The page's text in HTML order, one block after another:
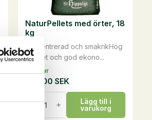
produktsidan
På lager
Koncentrerad och smakrikHög
kvalitet och god ekono...
NaturPellets med örter, 18
kg
535,00SEK
NaturPellets
med
Lägg till i
varukorg